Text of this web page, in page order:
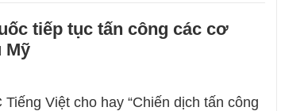
tiếp tục tấn công các cơ
Mỹ
Việt cho hay “Chiến dịch tấn công